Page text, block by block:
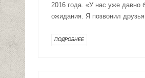
2016 года. «У нас уже давно
ожидания. Я позвонил
ПОДРОБНЕЕ